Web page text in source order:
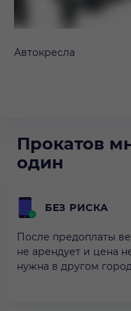
Автокресла
Прокатов
один
БЕЗ РИСКА
После предоплаты
не арендует и цена
нужна в другом